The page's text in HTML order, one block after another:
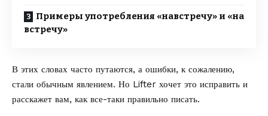
Примеры употребления «навстречу» и «на
встречу»
В этих словах часто путаются, а ошибки, к сожалению,
стали обычным явлением. Но Lifter хочет это исправить и
расскажет вам, как все-таки правильно писать.